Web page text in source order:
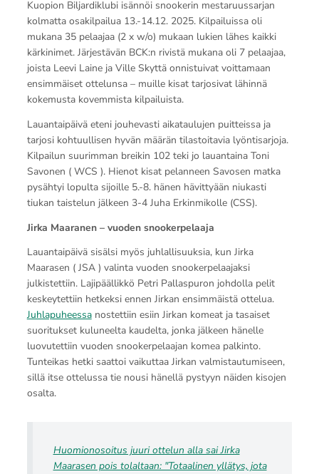
Kuopion Biljardiklubi isännöi snookerin mestaruussarjan
kolmatta osakilpailua 13.-14.12. 2025. Kilpailuissa oli
mukana 35 pelaajaa (2 x w/o) mukaan lukien lähes kaikki
kärkinimet. Järjestävän BCK:n rivistä mukana oli 7 pelaajaa,
joista Leevi Laine ja Ville Skyttä onnistuivat voittamaan
ensimmäiset ottelunsa – muille kisat tarjosivat lähinnä
kokemusta kovemmista kilpailuista.
Lauantaipäivä eteni jouhevasti aikataulujen puitteissa ja
tarjosi kohtuullisen hyvän määrän tilastoitavia lyöntisarjoja.
Kilpailun suurimman breikin 102 teki jo lauantaina Toni
Savonen ( WCS ). Hienot kisat pelanneen Savosen matka
pysähtyi lopulta sijoille 5.-8. hänen hävittyään niukasti
tiukan taistelun jälkeen 3-4 Juha Erkinmikolle (CSS).
Jirka Maaranen – vuoden snookerpelaaja
Lauantaipäivä sisälsi myös juhlallisuuksia, kun Jirka
Maarasen ( JSA ) valinta vuoden snookerpelaajaksi
julkistettiin. Lajipäällikkö Petri Pallaspuron johdolla pelit
keskeytettiin hetkeksi ennen Jirkan ensimmäistä ottelua.
Juhlapuheessanostettiin esiin Jirkan komeat ja tasaiset
suoritukset kuluneelta kaudelta, jonka jälkeen hänelle
luovutettiin vuoden snookerpelaajan komea palkinto.
Tunteikas hetki saattoi vaikuttaa Jirkan valmistautumiseen,
sillä itse ottelussa tie nousi hänellä pystyyn näiden kisojen
osalta.
Huomionosoitus juuri ottelun alla sai Jirka
Maarasen pois tolaltaan: "Totaalinen yllätys, jota